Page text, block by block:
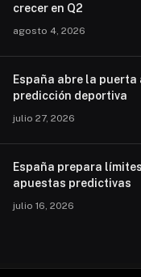
crecer en Q2
agosto 4, 2026
España abre la puerta
predicción deportiva
julio 27, 2026
España prepara
apuestas predictivas
julio 16, 2026